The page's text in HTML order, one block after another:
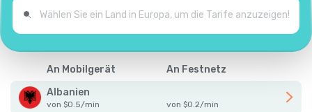
An Mobilgerät
An Festnetz
Albanien
von $0.5/min von $0.2/min